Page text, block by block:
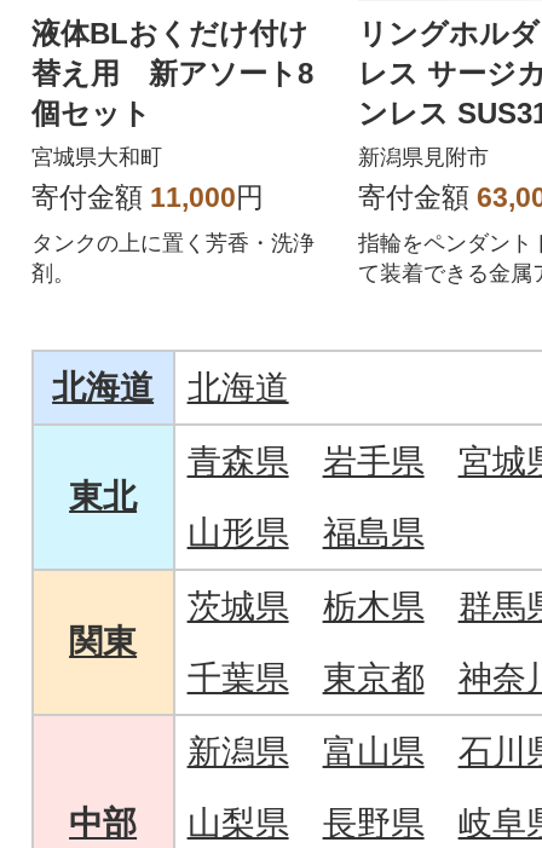
液体BLおくだけ付け
替え用 新アソート8
個セット
宮城県大和町
寄付金額 11,000円
タンクの上に置く芳香・洗浄
剤。
リングホル
レス サージ
ンレス
く M 50cm
新潟県見附市
寄付金額
指輪をペンダント
て装着できる金属
北海道 北海道
東北
青森県 岩手県
宮城
山形県
福島県
関東
茨城県 栃木県
群馬
千葉県
東京都 神奈
中部
新潟県 富山県
石川
山梨県
長野県 岐阜